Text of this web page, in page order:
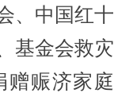
、中国红十
基金会救灾
赠赈济家庭